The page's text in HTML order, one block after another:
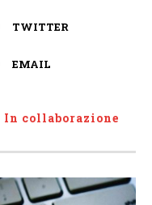
TWITTER
EMAIL
In collaborazione